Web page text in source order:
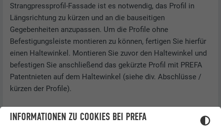
INFORMATIONEN ZU COOKIES BEI PREFA
Strangpressprofil-Fassade ist es notwendig, das Profil in
Längsrichtung zu kürzen und an die bauseitigen
Gegebenheiten anzupassen. Um die Profile ohne
Befestigungsleiste montieren zu können, fertigen Sie hierfür
einen Haltewinkel. Montieren Sie zuvor den Haltewinkel und
befestigen Sie anschließend das gekürzte Profil mit PREFA
Patentnieten auf dem Haltewinkel (siehe div. Abschlüsse /
kürzen der Profile).